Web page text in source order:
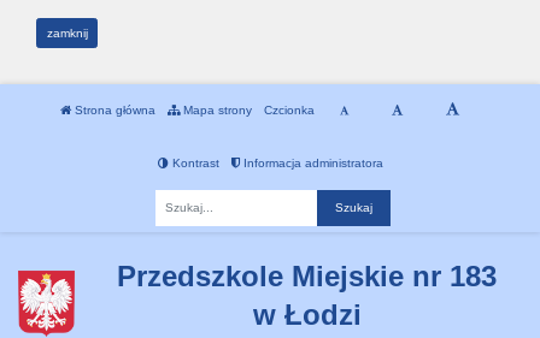
zamknij
Strona główna Mapa strony Czcionka
Kontrast Informacja administratora
Przedszkole Miejskie nr 183
w Łodzi